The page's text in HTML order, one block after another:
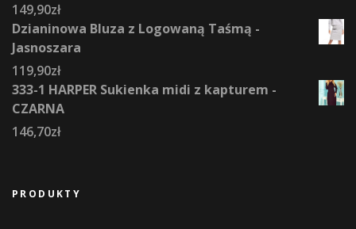
149,90zł
Dzianinowa Bluza z Logowaną Taśmą -
Jasnoszara
119,90zł
333-1 HARPER Sukienka midi z kapturem -
CZARNA
146,70zł
PRODUKTY